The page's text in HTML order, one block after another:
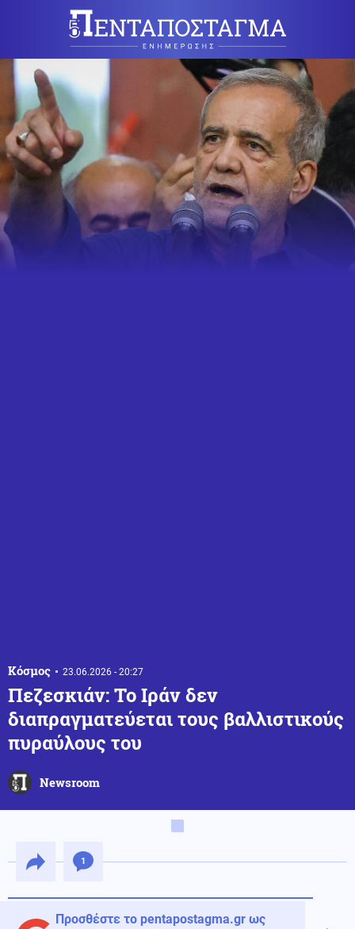
Κόσμος 23.06.2026 - 20:27
Πεζεσκιάν: Το Ιράν δεν
διαπραγματεύεται τους βαλλιστικούς
πυραύλους του
Newsroom
1
Προσθέστε το pentapostagma.gr ως